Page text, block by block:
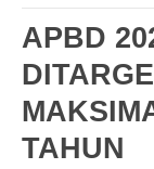
APBD
TAHUN